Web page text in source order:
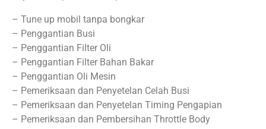
– Tune up mobil tanpa bongkar
– Penggantian Busi
– Penggantian Filter Oli
– Penggantian Filter Bahan Bakar
– Penggantian Oli Mesin
– Pemeriksaan dan Penyetelan Celah Busi
– Pemeriksaan dan Penyetelan Timing Pengapian
– Pemeriksaan dan Pembersihan Throttle Body